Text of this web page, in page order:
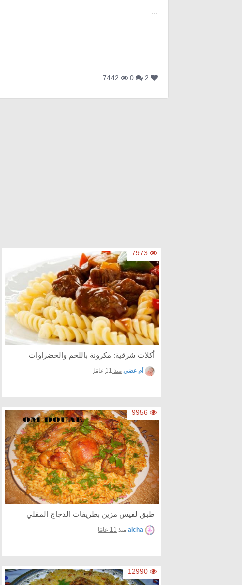
...
أكلات شرقية: مكرونة باللحم والخضراوات
أم عضي منذ 11 عامًا
طبق لفيس مزين بطريفات الدجاج المقلي
aicha منذ 11 عامًا